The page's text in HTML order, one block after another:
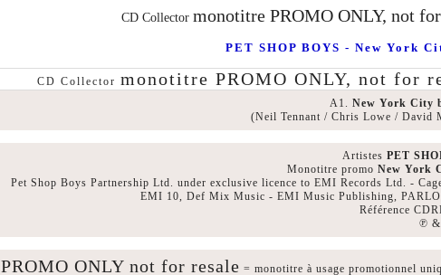
CD Collector monotitre PROMO ONLY, not
PET SHOP BOYS - New York
CD Collector monotitre PROMO ONLY, not for
A1. New York City
(Neil Tennant / Chris Lowe / David
Artistes PET
Monotitre promo New York
Pet Shop Boys Partnership Ltd. under exclusive licence to EMI Records Ltd. -
EMI 10, Def Mix Music - EMI Music Publishing,
Référence
℗ &
PROMO ONLY not for resale = monotitre à usage promotionnel